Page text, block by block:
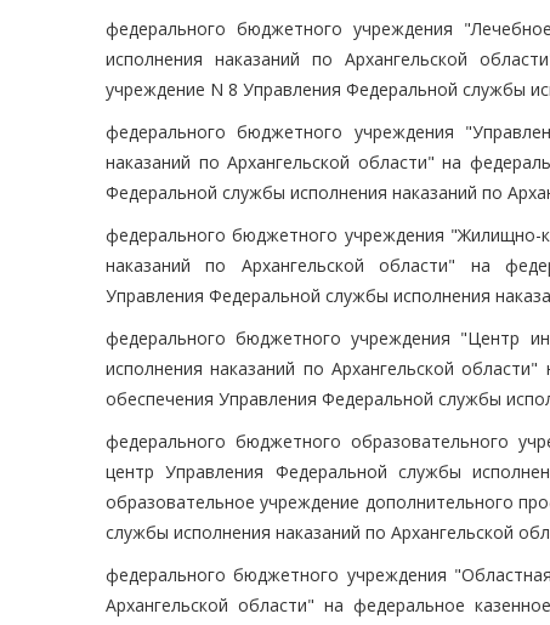
федерального бюджетного учреждения
исполнения наказаний по Архангельской
учреждение N 8 Управления Федеральной службы
федерального бюджетного учреждения
наказаний по Архангельской области" на
Федеральной службы исполнения наказаний по
федерального бюджетного учреждения "Жилищно-
наказаний по Архангельской области" на
Управления Федеральной службы исполнения
федерального бюджетного учреждения "Центр
исполнения наказаний по Архангельской
обеспечения Управления Федеральной службы
федерального бюджетного образовательного
центр Управления Федеральной службы
образовательное учреждение дополнительного
службы исполнения наказаний по Архангельской
федерального бюджетного учреждения
Архангельской области" на федеральное